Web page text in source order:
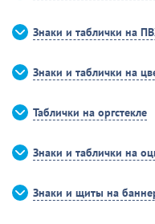
Знаки и таблички на
Знаки и таблички на
Таблички на оргстекле
Знаки и таблички на
Знаки и щиты на